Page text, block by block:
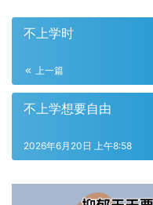
不上学时
上一篇
不上学想要自由
2026年6月20日 上午8:58